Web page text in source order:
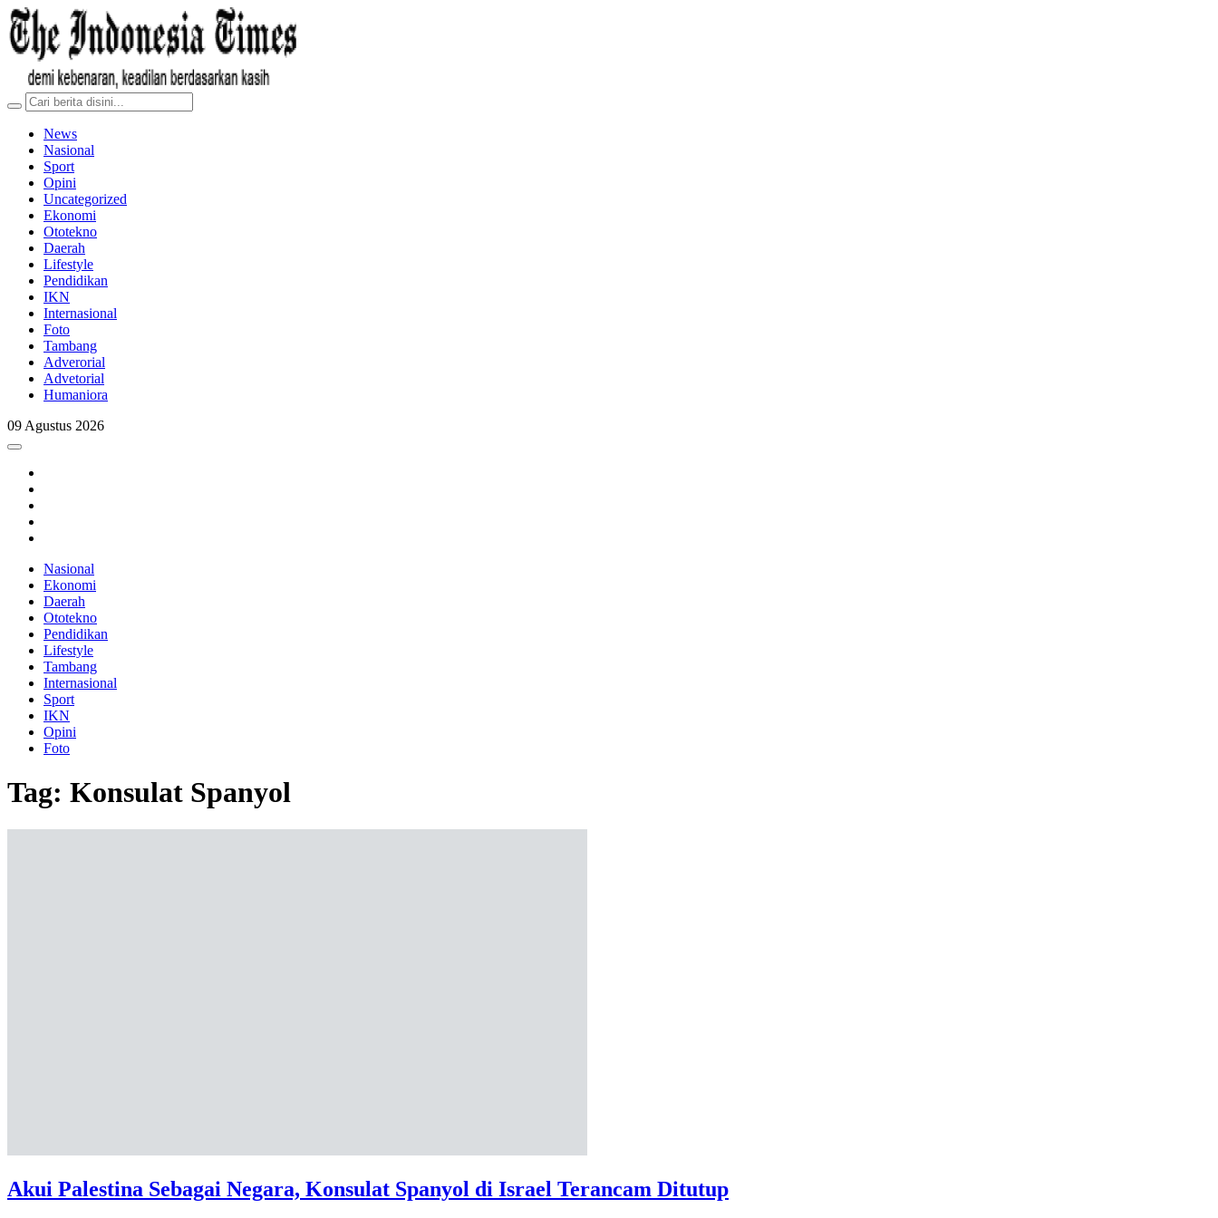
News
Nasional
Sport
Opini
Uncategorized
Ekonomi
Ototekno
Daerah
Lifestyle
Pendidikan
IKN
Internasional
Foto
Tambang
Adverorial
Advetorial
Humaniora
09 Agustus 2026
Nasional
Ekonomi
Daerah
Ototekno
Pendidikan
Lifestyle
Tambang
Internasional
Sport
IKN
Opini
Foto
Tag: Konsulat Spanyol
Akui Palestina Sebagai Negara, Konsulat Spanyol di Israel Terancam Ditutup